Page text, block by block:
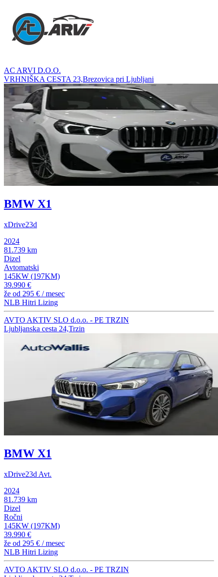
AC ARVI D.O.O.
VRHNIŠKA CESTA 23,Brezovica pri Ljubljani
BMW X1
xDrive23d
2024
81.739 km
Dizel
Avtomatski
145KW (197KM)
39.990 €
že od 295 € / mesec
NLB Hitri Lizing
AVTO AKTIV SLO d.o.o. - PE TRZIN
Ljubljanska cesta 24,Trzin
BMW X1
xDrive23d Avt.
2024
81.739 km
Dizel
Ročni
145KW (197KM)
39.990 €
že od 295 € / mesec
NLB Hitri Lizing
AVTO AKTIV SLO d.o.o. - PE TRZIN